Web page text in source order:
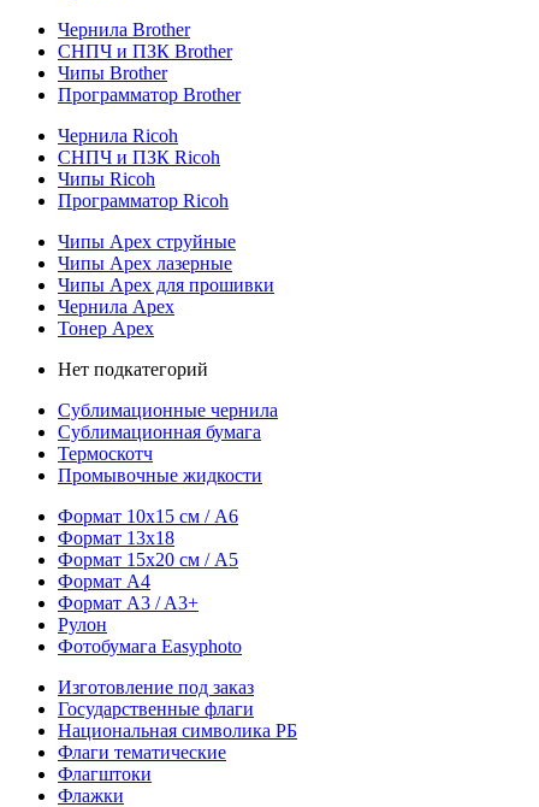
Чернила Brother
СНПЧ и ПЗК Brother
Чипы Brother
Программатор Brother
Чернила Ricoh
СНПЧ и ПЗК Ricoh
Чипы Ricoh
Программатор Ricoh
Чипы Apex струйные
Чипы Apex лазерные
Чипы Apex для прошивки
Чернила Apex
Тонер Apex
Нет подкатегорий
Сублимационные чернила
Сублимационная бумага
Термоскотч
Промывочные жидкости
Формат 10х15 см / A6
Формат 13х18
Формат 15х20 см / A5
Формат А4
Формат A3 / A3+
Рулон
Фотобумага Easyphoto
Изготовление под заказ
Государственные флаги
Национальная символика РБ
Флаги тематические
Флагштоки
Флажки